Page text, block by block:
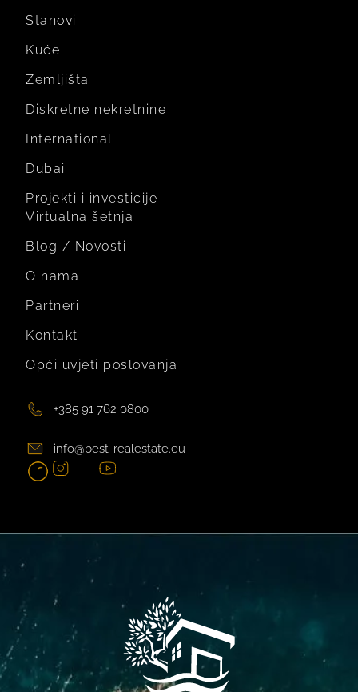
Stanovi
Kuće
Zemljišta
Diskretne nekretnine
International
Dubai
Projekti i investicije
Virtualna šetnja
Blog / Novosti
O nama
Partneri
Kontakt
Opći uvjeti poslovanja
+385 91 762 0800
info@best-realestate.eu